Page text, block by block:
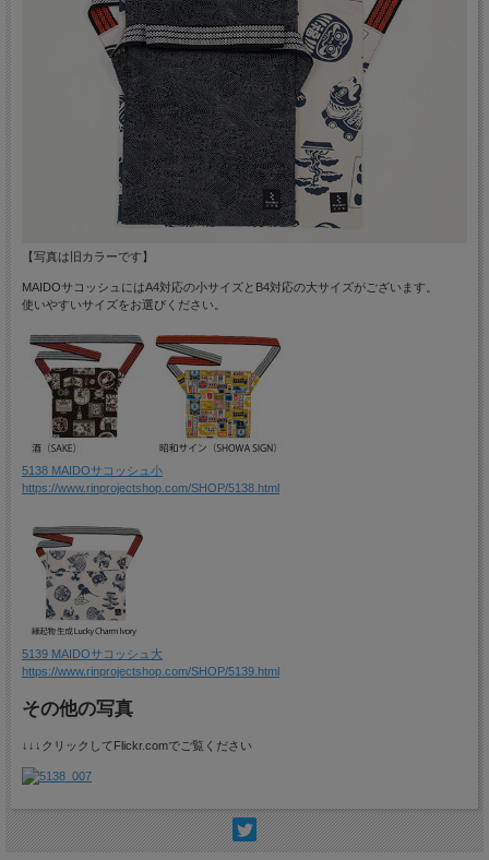
【写真は旧カラーです】
MAIDOサコッシュにはA4対応の小サイズとB4対応の大サイズがございます。
使いやすいサイズをお選びください。
5138 MAIDOサコッシュ小
https://www.rinprojectshop.com/SHOP/5138.html
5139 MAIDOサコッシュ大
https://www.rinprojectshop.com/SHOP/5139.html
その他の写真
↓↓↓クリックしてFlickr.comでご覧ください